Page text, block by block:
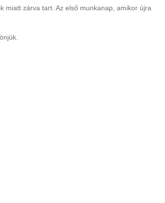
miatt zárva tart. Az első munkanap, amikor újra